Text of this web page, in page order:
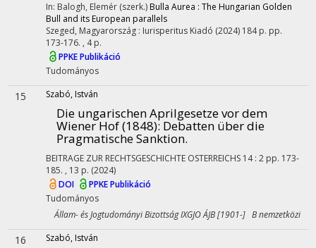
In: Balogh, Elemér (szerk.) Bulla Aurea : The Hungarian Golden
Bull and its European parallels
Szeged, Magyarország : Iurisperitus Kiadó (2024) 184 p. pp.
173-176. , 4 p.
PPKE Publikáció
Tudományos
15 Szabó, István
Die ungarischen Aprilgesetze vor dem
Wiener Hof (1848): Debatten über die
Pragmatische Sanktion.
BEITRAGE ZUR RECHTSGESCHICHTE OSTERREICHS 14: 2 pp. 173-
185. , 13 p. (2024)
DOI
PPKE Publikáció
Tudományos
Állam- és Jogtudományi Bizottság IXGJO ÁJB [1901-] B nemzetközi
16 Szabó, István